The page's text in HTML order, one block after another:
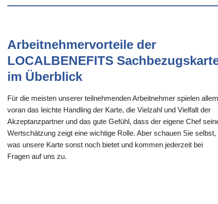
Arbeitnehmervorteile der
LOCALBENEFITS
im Überblick
Für die meisten unserer teilnehmenden Arbeitnehmer spielen allem
voran das leichte Handling der Karte, die Vielzahl und Vielfalt der
Akzeptanzpartner und das gute Gefühl, dass der eigene Chef
Wertschätzung zeigt eine wichtige Rolle. Aber schauen Sie selbst,
was unsere Karte sonst noch bietet und kommen jederzeit bei
Fragen auf uns zu.